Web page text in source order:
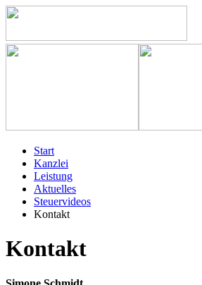
Start
Kanzlei
Leistung
Aktuelles
Steuervideos
Kontakt
Kontakt